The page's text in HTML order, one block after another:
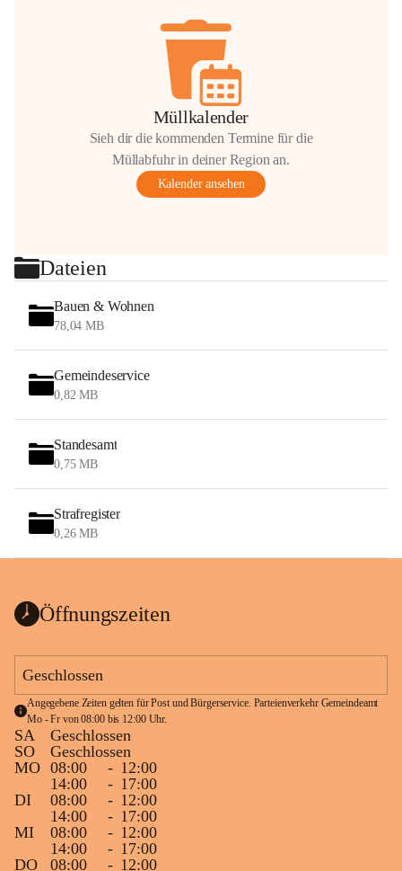
Müllkalender
Sieh dir die kommenden Termine für die
Müllabfuhr in deiner Region an.
Kalender ansehen
Dateien
Bauen & Wohnen
78,04 MB
Gemeindeservice
0,82 MB
Standesamt
0,75 MB
Strafregister
0,26 MB
Öffnungszeiten
Geschlossen
Angegebene Zeiten gelten für Post und Bürgerservice. Parteienverkehr Gemeindeamt
Mo - Fr von 08:00 bis 12:00 Uhr.
SA
Geschlossen
SO
Geschlossen
MO 08:00 - 12:00
14:00
- 17:00
DI
08:00 - 12:00
14:00
- 17:00
MI
08:00 - 12:00
14:00
- 17:00
DO
08:00 - 12:00